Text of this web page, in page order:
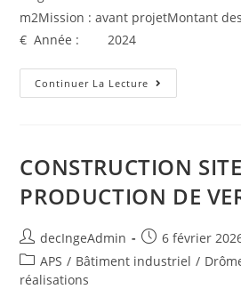
m2Mission : avant projetMontant
€ Année : 2024
Continuer La Lecture
CONSTRUCTION
PRODUCTION DE
decIngeAdmin
6 février
APS / Bâtiment industriel /
réalisations